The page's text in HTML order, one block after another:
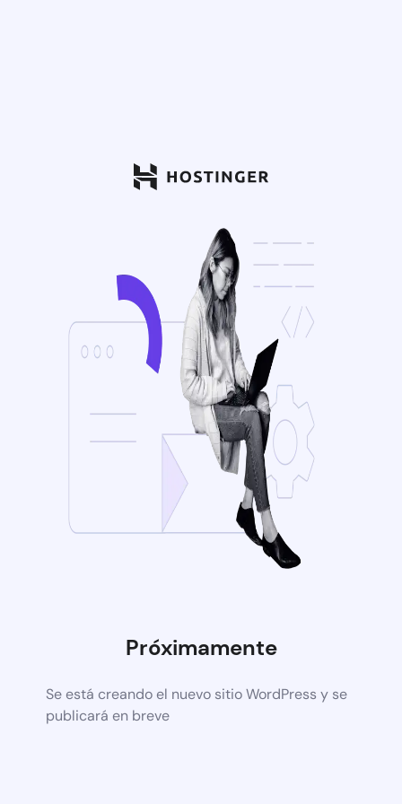
Próximamente
Se está creando el nuevo sitio WordPress y se
publicará en breve